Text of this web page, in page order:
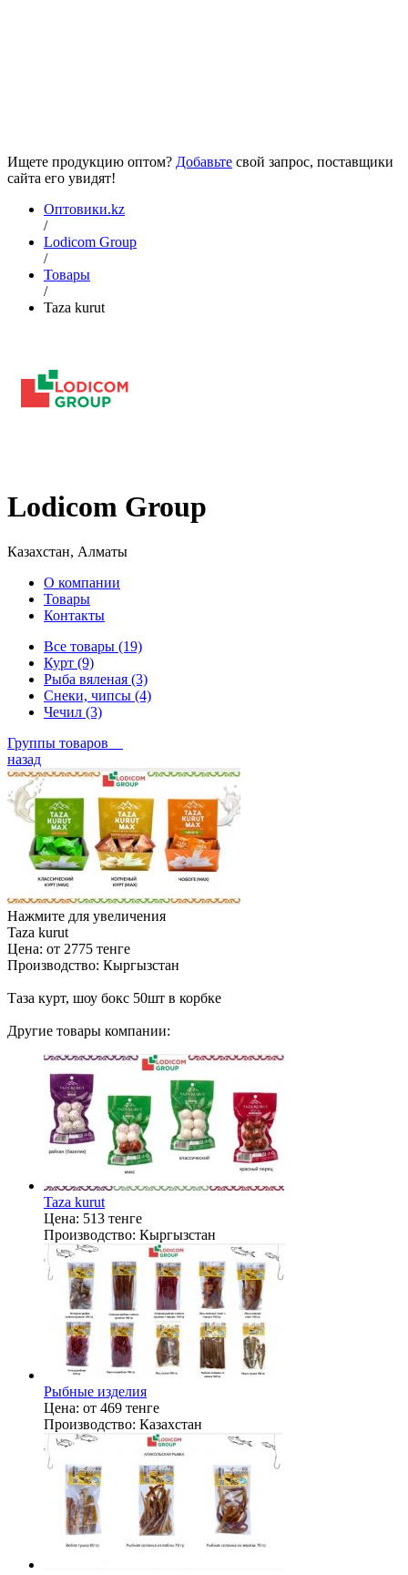
Ищете продукцию оптом? Добавьте свой запрос, поставщики
сайта его увидят!
Оптовики.kz
/
Lodicom Group
/
Товары
/
Taza kurut
Lodicom Group
Казахстан, Алматы
О компании
Товары
Контакты
Все товары (19)
Курт (9)
Рыба вяленая (3)
Снеки, чипсы (4)
Чечил (3)
Группы товаров
назад
Нажмите для увеличения
Taza kurut
Цена: от 2775 тенге
Производство: Кыргызстан
Таза курт, шоу бокс 50шт в корбке
Другие товары компании:
Taza kurut
Цена: 513 тенге
Производство: Кыргызстан
Рыбные изделия
Цена: от 469 тенге
Производство: Казахстан